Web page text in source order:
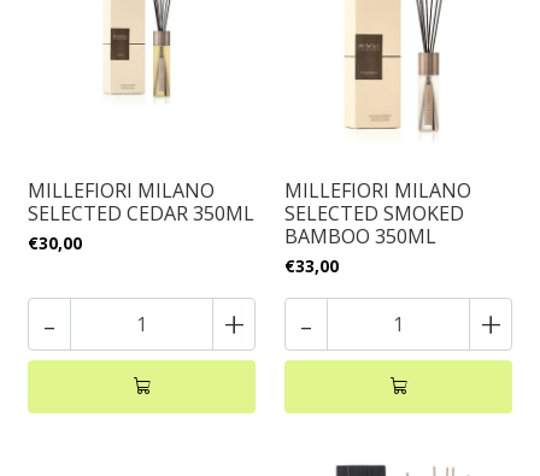
MILLEFIORI MILANO
SELECTED CEDAR 350ML
€30,00
- +
MILLEFIORI MILANO
SELECTED SMOKED
BAMBOO 350ML
€33,00
- +